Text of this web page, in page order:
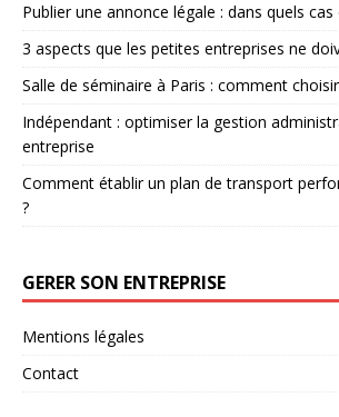
Publier une annonce légale : dans quels
3 aspects que les petites entreprises ne
Salle de séminaire à Paris : comment
Indépendant : optimiser la gestion
entreprise
Comment établir un plan de transport
?
GERER SON ENTREPRISE
Mentions légales
Contact